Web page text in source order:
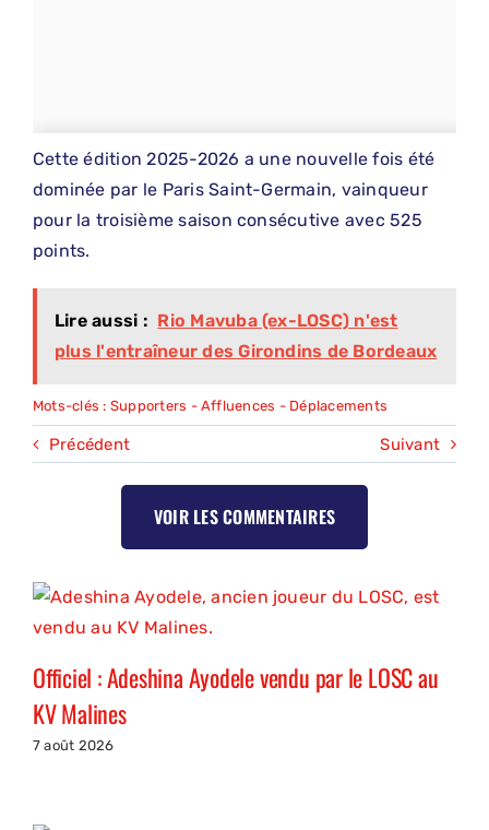
Cette édition 2025-2026 a une nouvelle fois été
dominée par le Paris Saint-Germain, vainqueur
pour la troisième saison consécutive avec 525
points.
Lire aussi : Rio Mavuba (ex-LOSC) n'est
plus l'entraîneur des Girondins de Bordeaux
Mots-clés : Supporters - Affluences - Déplacements
Précédent Suivant
VOIR LES COMMENTAIRES
Officiel : Adeshina Ayodele vendu par le LOSC au
KV Malines
7 août 2026